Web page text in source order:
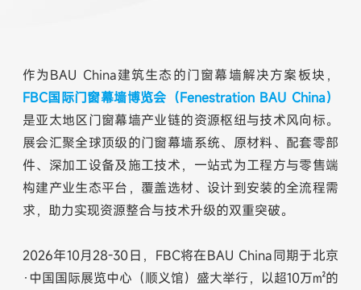
作为BAU China建筑生态的门窗幕墙解决方案板块，
FBC国际门窗幕墙博览会（Fenestration BAU China）
是亚太地区门窗幕墙产业链的资源枢纽与技术风向标。
展会汇聚全球顶级的门窗幕墙系统、原材料、配套零部
件、深加工设备及施工技术，一站式为工程方与零售端
构建产业生态平台，覆盖选材、设计到安装的全流程需
求，助力实现资源整合与技术升级的双重突破。
2026年10月28-30日，FBC将在BAU China同期于北京
·中国国际展览中心（顺义馆）盛大举行，以超10万㎡的